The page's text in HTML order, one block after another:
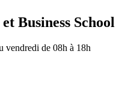
Business School
vendredi de 08h à 18h